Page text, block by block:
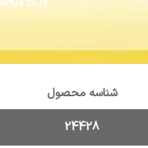
شناسه محصول
24428